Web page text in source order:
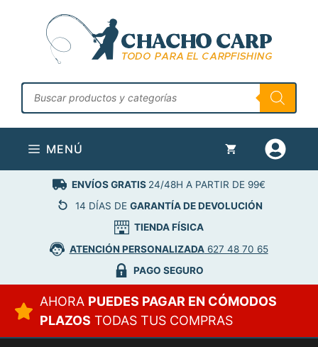
contenido
Búsqueda
de
productos
MENÚ
ENVÍOS GRATIS 24/48H A PARTIR DE 99€
14 DÍAS DE GARANTÍA DE DEVOLUCIÓN
TIENDA FÍSICA
ATENCIÓN PERSONALIZADA627 48 70 65
PAGO SEGURO
AHORA PUEDES PAGAR EN CÓMODOS
PLAZOS TODAS TUS COMPRAS